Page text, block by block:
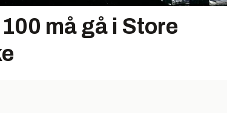
må gå i Store